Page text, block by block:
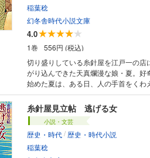
稲葉稔
幻冬舎時代小説文庫
4.0
1巻
556円 (税込)
切り盛りしている糸針屋を江戸一の
がり込んできた天真爛漫な娘・夏。
始めた夏は、ある日、人の手首をく
首の主は同じ長屋の住人。彼はなぜ
は、知らぬ間に絶体絶命の窮地に立
糸針屋見立帖 逃げる女
小説・文芸
歴史・時代/ 歴史・時代小説
稲葉稔